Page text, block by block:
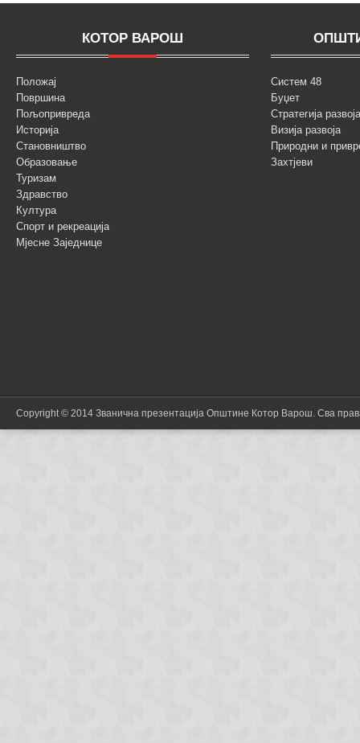
КОТОР ВАРОШ
Положај
Површина
Пољопривреда
Историја
Становништво
Образовање
Туризам
Здравство
Култура
Спорт и рекреација
Мјесне Заједнице
Систем 48
Буџет
Стратегија
Визија развоја
Природни и
Захтјеви
Copyright © 2014 Званична презентација Општине Котор Варош. Сва